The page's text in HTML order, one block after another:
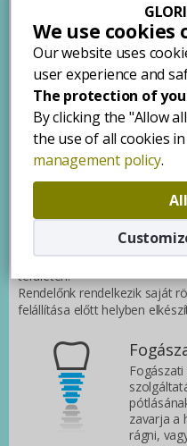
We use
Our website uses
user experience and
The protection of
By clicking the "Allow
the use of all cookies
management policy.
Célunk, hogy minden
helyen nyújtsunk gyors
ezért klinikánk teljes
szolgáltatást nyújt
szolgáltatásainkat!
Fogászatunk teljes körű
fel velünk a kapcsolatot!
A sikeres kezelések egyik
A precíz diagnózis
beültetése, a csontpótló
fogágybetegségek kezelése
területén.
Rendelőnk rendelkezik saját
felállítása előtt helyben
zavarja a
rágni,